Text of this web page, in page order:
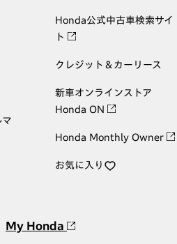
Honda公式中古車検索サイ
ト
クレジット＆カーリース
新車オンラインストア
Honda ON
Honda Monthly Owner
お気に入り
My Honda